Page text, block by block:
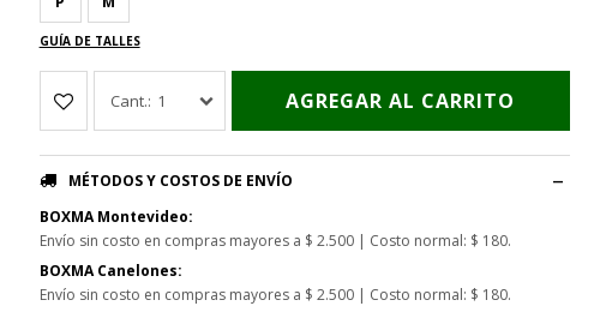
GUÍA DE TALLES
1 AGREGAR AL CARRITO
MÉTODOS Y COSTOS DE ENVÍO
BOXMA Montevideo:
Envío sin costo en compras mayores a $ 2.500 | Costo normal: $ 180.
BOXMA Canelones:
Envío sin costo en compras mayores a $ 2.500 | Costo normal: $ 180.